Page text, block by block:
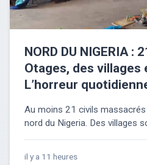
NORD DU NIGERIA :
Otages, des
L’horreur
Au moins 21 civils
nord du Nigeria. Des villages
il y a 11 heures